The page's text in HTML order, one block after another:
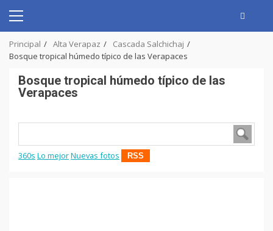
content
Primary
Principal Alta Verapaz
Cascada Salchichaj
Bosque tropical húmedo típico de las Verapaces
Bosque tropical húmedo típico de las
Verapaces
360s Lo mejorNuevas fotos RSS